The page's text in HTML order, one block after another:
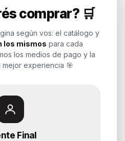
comprar? 🛒
según vos: el catálogo y
los mismos para cada
los medios de pago y la
mejor experiencia 🎯
Final
tecnología para
tu mundo.
to work